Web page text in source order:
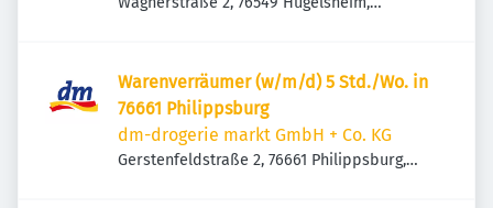
Warenverräumer (w/m/d) 5 Std./Wo. in
76661 Philippsburg
dm-drogerie markt GmbH + Co. KG
Gerstenfeldstraße 2, 76661 Philippsburg,